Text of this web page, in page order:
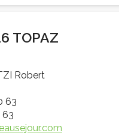
TOPAZ
Robert
63
63